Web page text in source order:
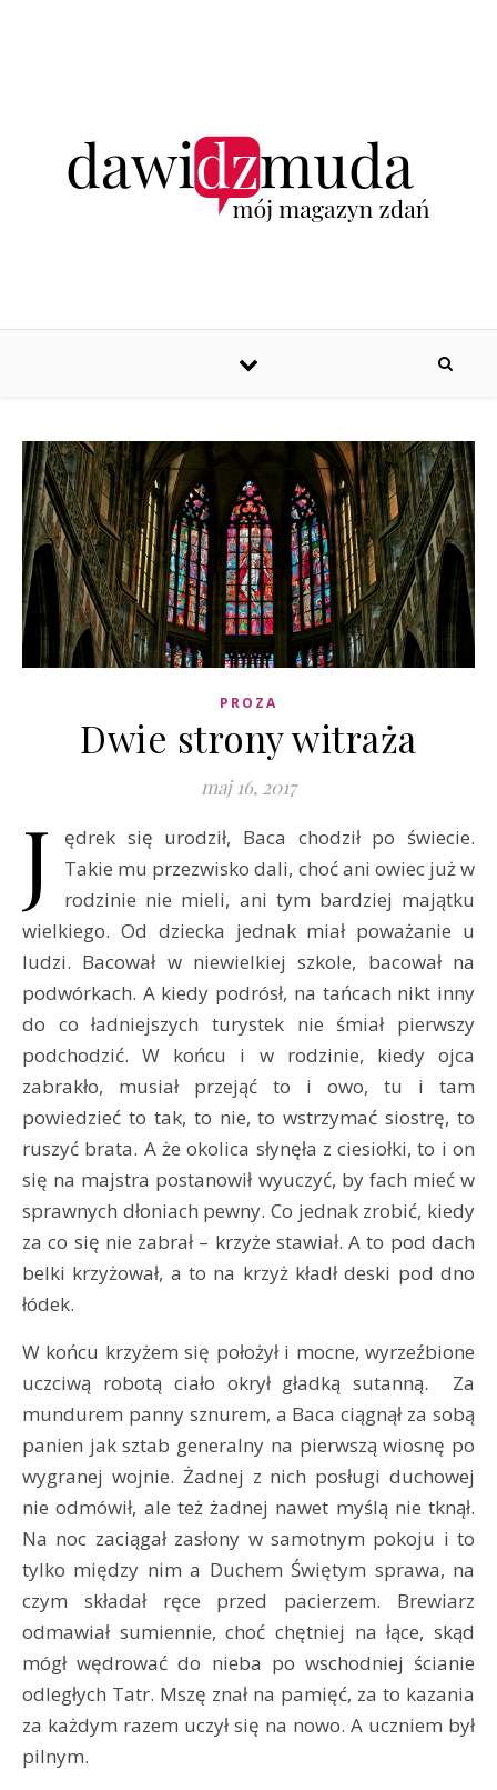
PROZA
Dwie strony witraża
maj 16, 2017
J
ędrek się urodził, Baca chodził po świecie.
Takie mu przezwisko dali, choć ani owiec już w
rodzinie nie mieli, ani tym bardziej majątku
wielkiego. Od dziecka jednak miał poważanie u
ludzi. Bacował w niewielkiej szkole, bacował na
podwórkach. A kiedy podrósł, na tańcach nikt inny
do co ładniejszych turystek nie śmiał pierwszy
podchodzić. W końcu i w rodzinie, kiedy ojca
zabrakło, musiał przejąć to i owo, tu i tam
powiedzieć to tak, to nie, to wstrzymać siostrę, to
ruszyć brata. A że okolica słynęła z ciesiołki, to i on
się na majstra postanowił wyuczyć, by fach mieć w
sprawnych dłoniach pewny. Co jednak zrobić, kiedy
za co się nie zabrał – krzyże stawiał. A to pod dach
belki krzyżował, a to na krzyż kładł deski pod dno
łódek.
W końcu krzyżem się położył i mocne, wyrzeźbione
uczciwą robotą ciało okrył gładką sutanną. Za
mundurem panny sznurem, a Baca ciągnął za sobą
panien jak sztab generalny na pierwszą wiosnę po
wygranej wojnie. Żadnej z nich posługi duchowej
nie odmówił, ale też żadnej nawet myślą nie tknął.
Na noc zaciągał zasłony w samotnym pokoju i to
tylko między nim a Duchem Świętym sprawa, na
czym składał ręce przed pacierzem. Brewiarz
odmawiał sumiennie, choć chętniej na łące, skąd
mógł wędrować do nieba po wschodniej ścianie
odległych Tatr. Mszę znał na pamięć, za to kazania
za każdym razem uczył się na nowo. A uczniem był
pilnym.